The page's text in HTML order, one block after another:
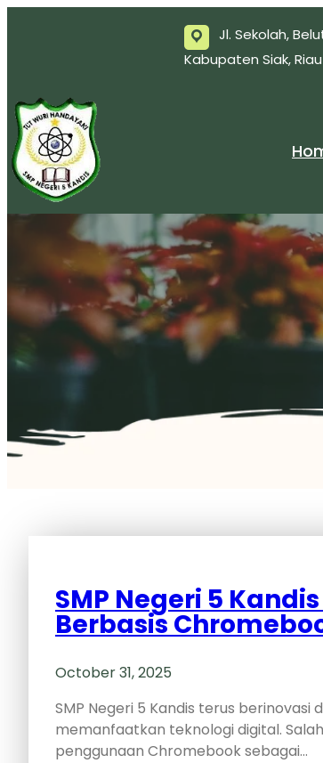
Jl. Sekolah,
Kabupaten Siak,
SMP Negeri 5
Berbasis
October 31, 2025
SMP Negeri 5 Kandis terus
memanfaatkan teknologi digital.
penggunaan Chromebook sebagai…